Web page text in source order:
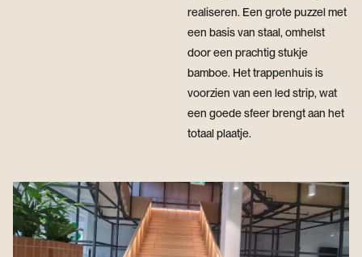
realiseren. Een grote puzzel met
een basis van staal, omhelst
door een prachtig stukje
bamboe. Het trappenhuis is
voorzien van een led strip, wat
een goede sfeer brengt aan het
totaal plaatje.